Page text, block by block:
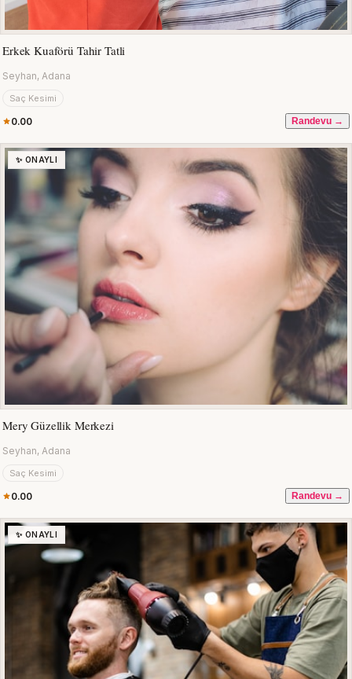
Erkek Kuaförü Tahir Tatli
Seyhan, Adana
Saç Kesimi
0.00 Randevu →
✨ ONAYLI
Mery Güzellik Merkezi
Seyhan, Adana
Saç Kesimi
0.00 Randevu →
✨ ONAYLI